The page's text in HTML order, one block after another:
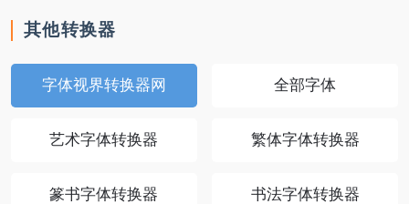
其他转换器
字体视界转换器网 全部字体
艺术字体转换器 繁体字体转换器
篆书字体转换器 书法字体转换器